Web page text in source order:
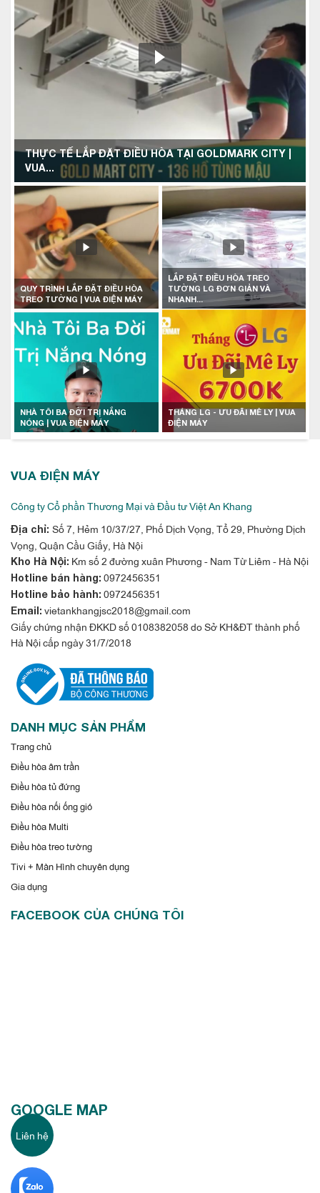
THỰC TẾ LẮP ĐẶT ĐIỀU HÒA TẠI GOLDMARK CITY |
VUA...
QUY TRÌNH LẮP ĐẶT ĐIỀU HÒA
TREO TƯỜNG | VUA ĐIỆN MÁY
LẮP ĐẶT ĐIỀU HÒA TREO
TƯỜNG LG ĐƠN GIẢN VÀ
NHANH...
NHÀ TÔI BA ĐỜI TRỊ NẮNG
NÓNG | VUA ĐIỆN MÁY
THÁNG LG - ƯU ĐÃI MÊ LY | VUA
ĐIỆN MÁY
VUA ĐIỆN MÁY
Công ty Cổ phần Thương Mại và Đầu tư Việt An Khang
Địa chỉ: Số 7, Hẻm 10/37/27, Phố Dịch Vọng, Tổ 29, Phường Dịch
Vọng, Quận Cầu Giấy, Hà Nội
Kho Hà Nội: Km số 2 đường xuân Phương - Nam Từ Liêm - Hà Nội
Hotline bán hàng: 0972456351
Hotline bảo hành: 0972456351
Email: vietankhangjsc2018@gmail.com
Giấy chứng nhận ĐKKD số 0108382058 do Sở KH&ĐT thành phố
Hà Nội cấp ngày 31/7/2018
DANH MỤC SẢN PHẨM
Trang chủ
Điều hòa âm trần
Điều hòa tủ đứng
Điều hòa nối ống gió
Điều hòa Multi
Điều hòa treo tường
Tivi + Màn Hình chuyên dụng
Gia dụng
FACEBOOK CỦA CHÚNG TÔI
GOOGLE MAP
Liên hệ